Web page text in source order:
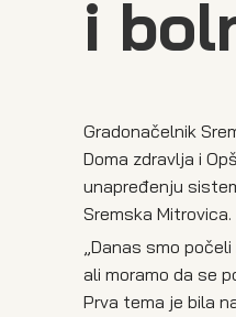
i
Gradonačelnik
Doma zdravlja i
unapređenju
Sremska Mitrovica.
„Danas smo
ali moramo da se
Prva tema je bila